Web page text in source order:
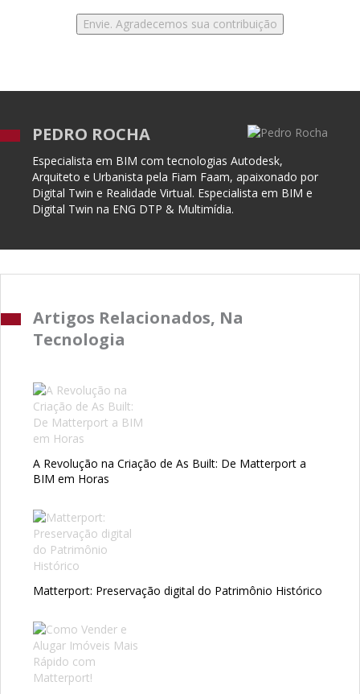
PEDRO ROCHA
Especialista em BIM com tecnologias Autodesk,
Arquiteto e Urbanista pela Fiam Faam, apaixonado por
Digital Twin e Realidade Virtual. Especialista em BIM e
Digital Twin na ENG DTP & Multimídia.
Artigos Relacionados, Na
Tecnologia
A Revolução na Criação de As Built: De Matterport a
BIM em Horas
Matterport: Preservação digital do Patrimônio Histórico